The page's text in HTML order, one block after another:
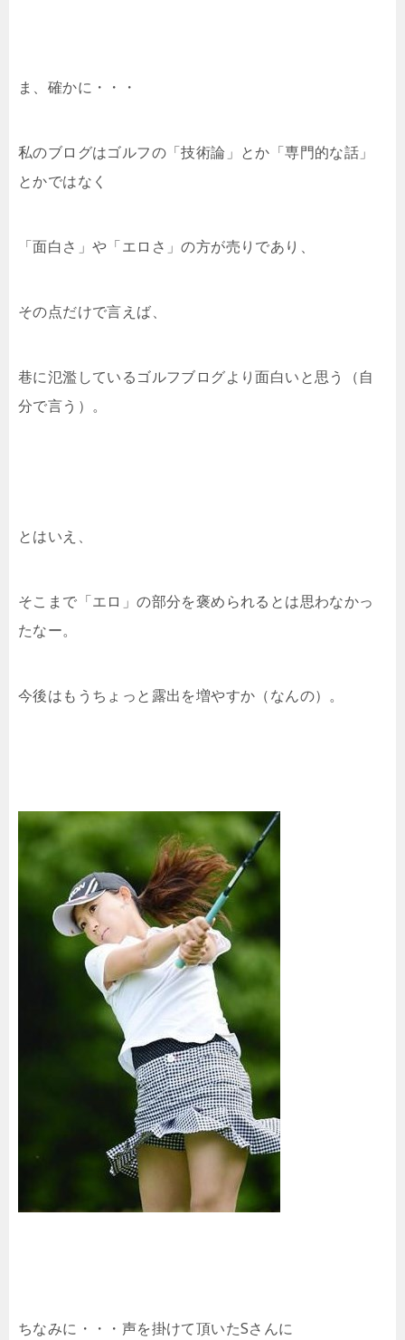
ま、確かに・・・
私のブログはゴルフの「技術論」とか「専門的な話」
とかではなく
「面白さ」や「エロさ」の方が売りであり、
その点だけで言えば、
巷に氾濫しているゴルフブログより面白いと思う（自
分で言う）。
とはいえ、
そこまで「エロ」の部分を褒められるとは思わなかっ
たなー。
今後はもうちょっと露出を増やすか（なんの）。
ちなみに・・・声を掛けて頂いたSさんに